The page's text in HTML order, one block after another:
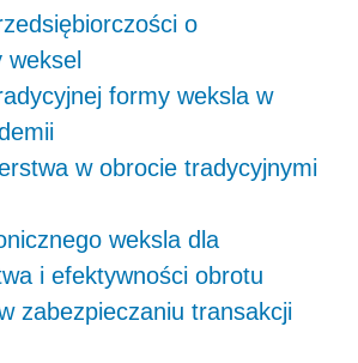
o
formy weksla w
w obrocie tradycyjnymi
weksla dla
i efektywności obrotu
zabezpieczaniu transakcji